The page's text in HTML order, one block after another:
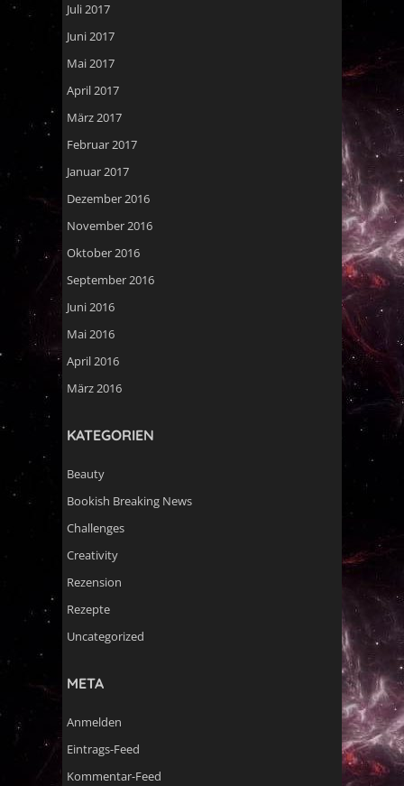
Juli 2017
Juni 2017
Mai 2017
April 2017
März 2017
Februar 2017
Januar 2017
Dezember 2016
November 2016
Oktober 2016
September 2016
Juni 2016
Mai 2016
April 2016
März 2016
KATEGORIEN
Beauty
Bookish Breaking News
Challenges
Creativity
Rezension
Rezepte
Uncategorized
META
Anmelden
Eintrags-Feed
Kommentar-Feed